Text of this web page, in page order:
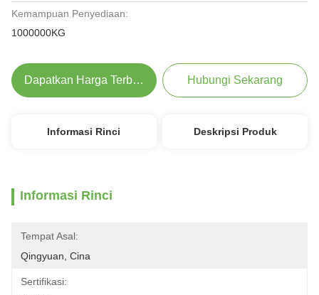
Kemampuan Penyediaan:
1000000KG
Dapatkan Harga Terbaik Hubungi Sekarang
Informasi Rinci Deskripsi Produk
Informasi Rinci
Tempat Asal:
Qingyuan, Cina
Sertifikasi: